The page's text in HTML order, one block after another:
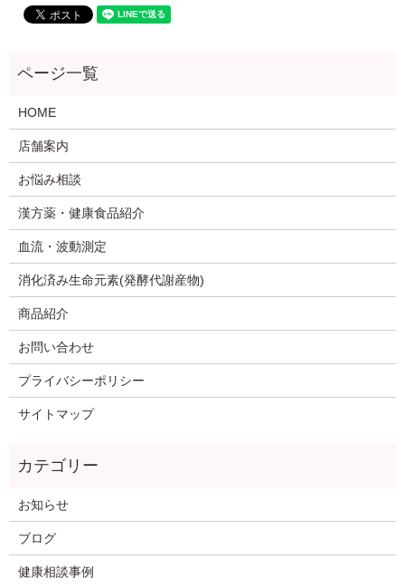
HOME
店舗案内
お悩み相談
漢方薬・健康食品紹介
血流・波動測定
消化済み生命元素(発酵代謝産物)
商品紹介
お問い合わせ
プライバシーポリシー
サイトマップ
お知らせ
ブログ
健康相談事例